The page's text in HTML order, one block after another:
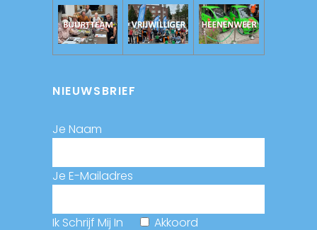
NIEUWSBRIEF
Je Naam
Je E-Mailadres
Ik Schrijf Mij In Akkoord